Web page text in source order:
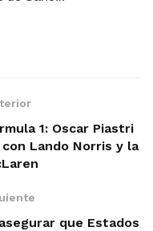
1: Oscar Piastri
Lando Norris y la
que Estados